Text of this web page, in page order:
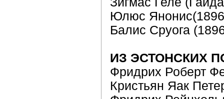
Юлюс
Балис Сруога
ИЗ ЭСТОНСКИХ
Фридрих Роберт
Кристьян Яак